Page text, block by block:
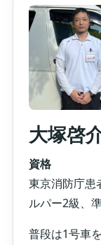
大塚啓
資格
東京消防庁患
ルパー2級、
普段は1号車